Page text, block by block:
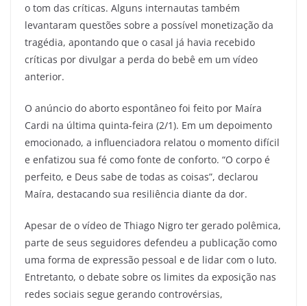
o tom das críticas. Alguns internautas também
levantaram questões sobre a possível monetização da
tragédia, apontando que o casal já havia recebido
críticas por divulgar a perda do bebê em um vídeo
anterior.
O anúncio do aborto espontâneo foi feito por Maíra
Cardi na última quinta-feira (2/1). Em um depoimento
emocionado, a influenciadora relatou o momento difícil
e enfatizou sua fé como fonte de conforto. “O corpo é
perfeito, e Deus sabe de todas as coisas”, declarou
Maíra, destacando sua resiliência diante da dor.
Apesar de o vídeo de Thiago Nigro ter gerado polêmica,
parte de seus seguidores defendeu a publicação como
uma forma de expressão pessoal e de lidar com o luto.
Entretanto, o debate sobre os limites da exposição nas
redes sociais segue gerando controvérsias,